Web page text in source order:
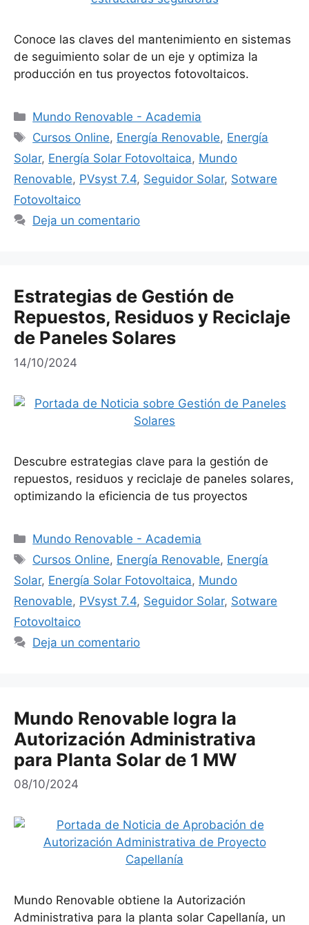
Conoce las claves del mantenimiento en sistemas
de seguimiento solar de un eje y optimiza la
producción en tus proyectos fotovoltaicos.
Categorías
Mundo Renovable - Academia
Etiquetas
Cursos Online, Energía Renovable, Energía
Solar, Energía Solar Fotovoltaica, Mundo
Renovable, PVsyst 7.4, Seguidor Solar, Sotware
Fotovoltaico
Deja un comentario
Estrategias de Gestión de
Repuestos, Residuos y Reciclaje
de Paneles Solares
14/10/2024
Descubre estrategias clave para la gestión de
repuestos, residuos y reciclaje de paneles solares,
optimizando la eficiencia de tus proyectos
Categorías
Mundo Renovable - Academia
Etiquetas
Cursos Online, Energía Renovable, Energía
Solar, Energía Solar Fotovoltaica, Mundo
Renovable, PVsyst 7.4, Seguidor Solar, Sotware
Fotovoltaico
Deja un comentario
Mundo Renovable logra la
Autorización Administrativa
para Planta Solar de 1 MW
08/10/2024
Mundo Renovable obtiene la Autorización
Administrativa para la planta solar Capellanía, un